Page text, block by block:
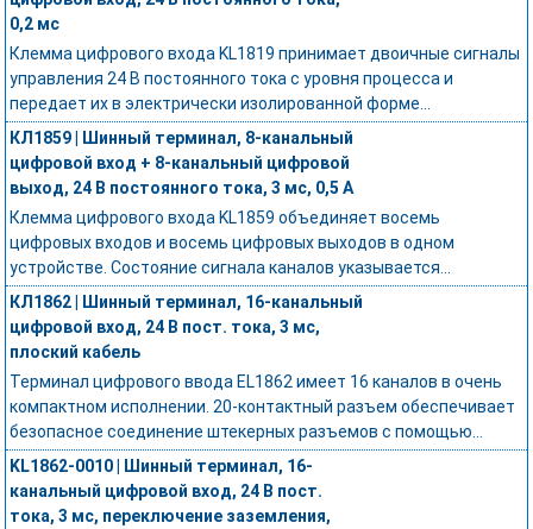
0,2 мс
Клемма цифрового входа KL1819 принимает двоичные сигналы
управления 24 В постоянного тока с уровня процесса и
передает их в электрически изолированной форме...
КЛ1859 | Шинный терминал, 8-канальный
цифровой вход + 8-канальный цифровой
выход, 24 В постоянного тока, 3 мс, 0,5 А
Клемма цифрового входа KL1859 объединяет восемь
цифровых входов и восемь цифровых выходов в одном
устройстве. Состояние сигнала каналов указывается...
КЛ1862 | Шинный терминал, 16-канальный
цифровой вход, 24 В пост. тока, 3 мс,
плоский кабель
Терминал цифрового ввода EL1862 имеет 16 каналов в очень
компактном исполнении. 20-контактный разъем обеспечивает
безопасное соединение штекерных разъемов с помощью...
KL1862-0010 | Шинный терминал, 16-
канальный цифровой вход, 24 В пост.
тока, 3 мс, переключение заземления,